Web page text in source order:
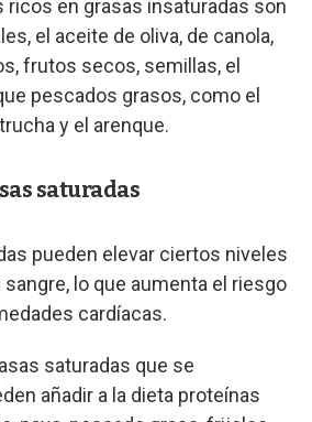
ricos en grasas insaturadas son
el aceite de oliva, de canola,
frutos secos, semillas, el
pescados grasos, como el
y el arenque.
saturadas
pueden elevar ciertos niveles
lo que aumenta el riesgo
cardíacas.
saturadas que se
añadir a la dieta proteínas